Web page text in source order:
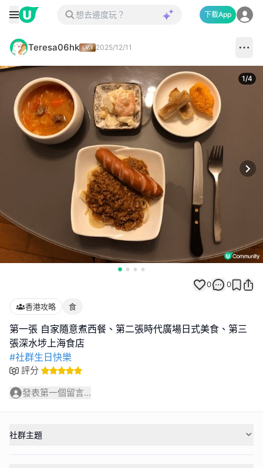
下載App
Teresa06hk 2025/12/11
1/4
0 0
香港攻略 食
第一張 自家隨意煮西餐、第二張時代廣場日式美食、第三
#社群生日快樂
評分
發表第一個留言...
社群主題